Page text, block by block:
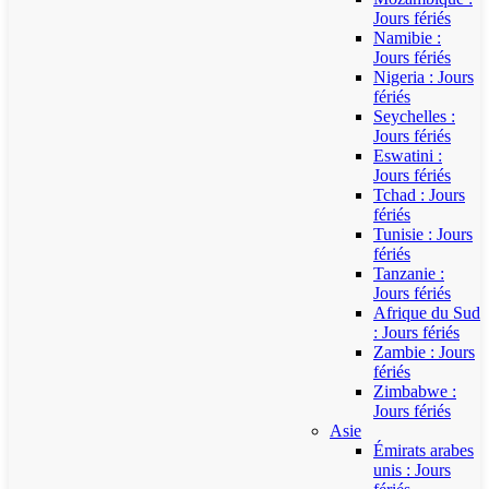
Jours fériés
Namibie :
Jours fériés
Nigeria : Jours
fériés
Seychelles :
Jours fériés
Eswatini :
Jours fériés
Tchad : Jours
fériés
Tunisie : Jours
fériés
Tanzanie :
Jours fériés
Afrique du Sud
: Jours fériés
Zambie : Jours
fériés
Zimbabwe :
Jours fériés
Asie
Émirats arabes
unis : Jours